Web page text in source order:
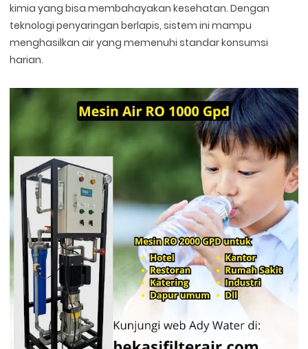
kimia yang bisa membahayakan kesehatan. Dengan
teknologi penyaringan berlapis, sistem ini mampu
menghasilkan air yang memenuhi standar konsumsi
harian.